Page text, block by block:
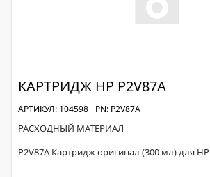
КАРТРИДЖ HP P2V87A
АРТИКУЛ: 104598 PN: P2V87A
РАСХОДНЫЙ МАТЕРИАЛ
P2V87A Картридж оригинал (300 мл) для HP